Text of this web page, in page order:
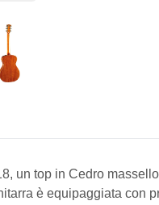
un top in Cedro
è equipaggiata con